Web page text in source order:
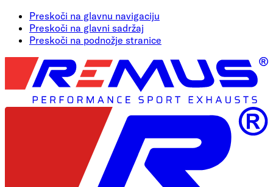
Preskoči na glavnu navigaciju
Preskoči na glavni sadržaj
Preskoči na podnožje stranice